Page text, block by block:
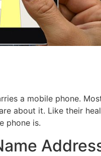
a mobile phone.
about it. Like their
phone is.